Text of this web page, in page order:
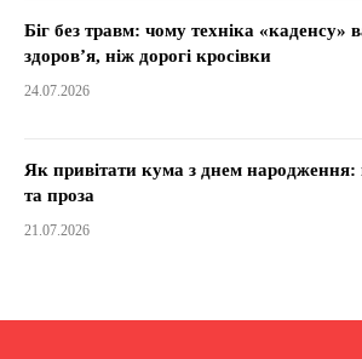
Біг без травм: чому техніка «каденсу»
здоров’я, ніж дорогі кросівки
24.07.2026
Як привітати кума з днем народження:
та проза
21.07.2026